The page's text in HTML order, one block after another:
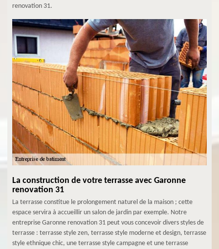
renovation 31.
La construction de votre terrasse avec Garonne
renovation 31
La terrasse constitue le prolongement naturel de la maison ; cette
espace servira à accueillir un salon de jardin par exemple. Notre
entreprise Garonne renovation 31 peut vous concevoir divers styles de
terrasse : terrasse style zen, terrasse style moderne et design, terrasse
style ethnique chic, une terrasse style campagne et une terrasse